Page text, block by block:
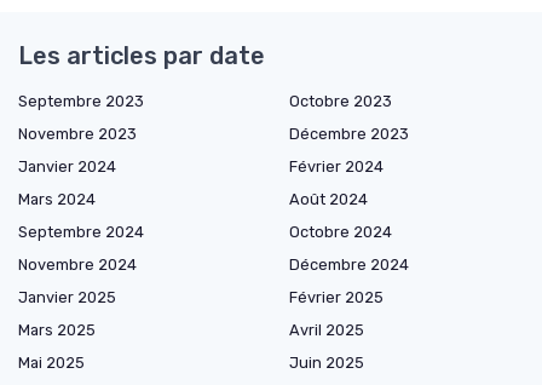
Les articles par date
Septembre 2023
Octobre 2023
Novembre 2023
Décembre 2023
Janvier 2024
Février 2024
Mars 2024
Août 2024
Septembre 2024
Octobre 2024
Novembre 2024
Décembre 2024
Janvier 2025
Février 2025
Mars 2025
Avril 2025
Mai 2025
Juin 2025